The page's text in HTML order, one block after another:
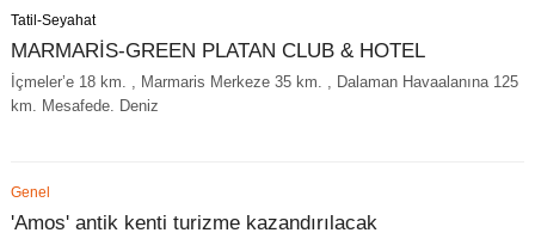
Tatil-Seyahat
MARMARİS-GREEN PLATAN CLUB & HOTEL
İçmeler’e 18 km. , Marmaris Merkeze 35 km. , Dalaman Havaalanına 125
km. Mesafede. Deniz
Genel
'Amos' antik kenti turizme kazandırılacak